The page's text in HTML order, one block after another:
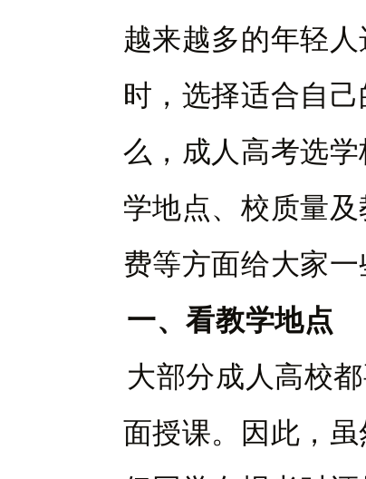
越来越多的年轻
时，选择适合自
么，成人高考选
学地点、校质量
费等方面给大家一
一、看教学地点
大部分成人高校
面授课。因此，虽